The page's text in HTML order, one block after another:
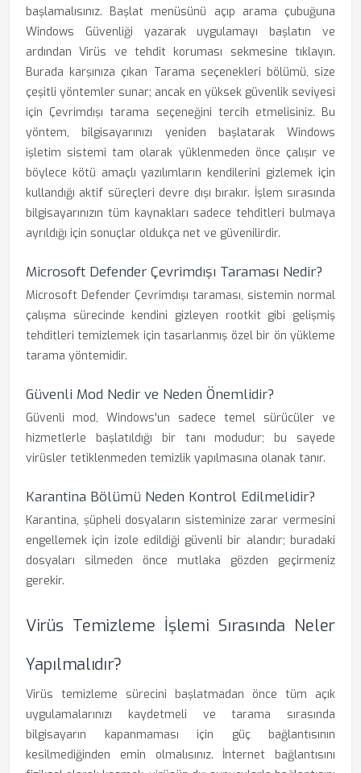
başlamalısınız. Başlat menüsünü açıp arama çubuğuna
Windows Güvenliği yazarak uygulamayı başlatın ve
ardından Virüs ve tehdit koruması sekmesine tıklayın.
Burada karşınıza çıkan Tarama seçenekleri bölümü, size
çeşitli yöntemler sunar; ancak en yüksek güvenlik seviyesi
için Çevrimdışı tarama seçeneğini tercih etmelisiniz. Bu
yöntem, bilgisayarınızı yeniden başlatarak Windows
işletim sistemi tam olarak yüklenmeden önce çalışır ve
böylece kötü amaçlı yazılımların kendilerini gizlemek için
kullandığı aktif süreçleri devre dışı bırakır. İşlem sırasında
bilgisayarınızın tüm kaynakları sadece tehditleri bulmaya
ayrıldığı için sonuçlar oldukça net ve güvenilirdir.
Microsoft Defender Çevrimdışı Taraması Nedir?
Microsoft Defender Çevrimdışı taraması, sistemin normal
çalışma sürecinde kendini gizleyen rootkit gibi gelişmiş
tehditleri temizlemek için tasarlanmış özel bir ön yükleme
tarama yöntemidir.
Güvenli Mod Nedir ve Neden Önemlidir?
Güvenli mod, Windows'un sadece temel sürücüler ve
hizmetlerle başlatıldığı bir tanı modudur; bu sayede
virüsler tetiklenmeden temizlik yapılmasına olanak tanır.
Karantina Bölümü Neden Kontrol Edilmelidir?
Karantina, şüpheli dosyaların sisteminize zarar vermesini
engellemek için izole edildiği güvenli bir alandır; buradaki
dosyaları silmeden önce mutlaka gözden geçirmeniz
gerekir.
Virüs Temizleme İşlemi Sırasında Neler
Yapılmalıdır?
Virüs temizleme sürecini başlatmadan önce tüm açık
uygulamalarınızı kaydetmeli ve tarama sırasında
bilgisayarın kapanmaması için güç bağlantısının
kesilmediğinden emin olmalısınız. İnternet bağlantısını